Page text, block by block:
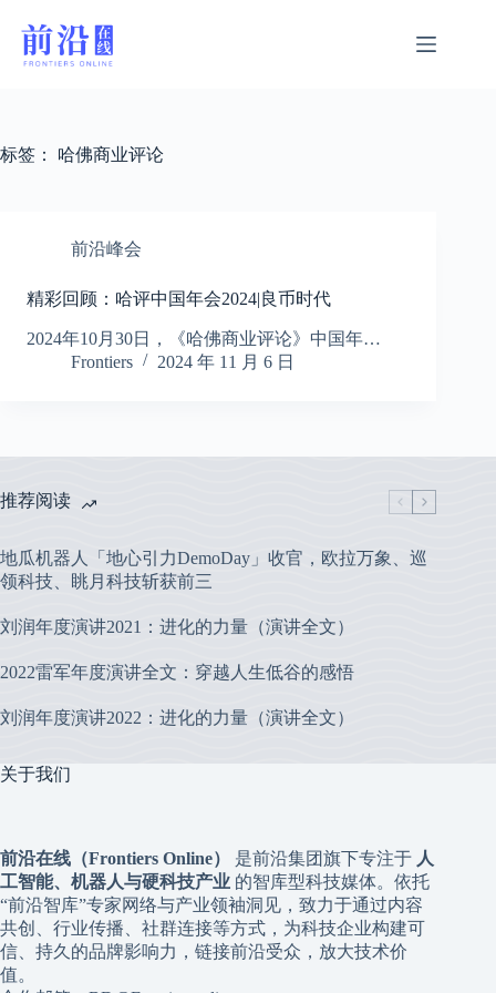
标签： 哈佛商业评论
前沿峰会
精彩回顾：哈评中国年会2024|良币时代
2024年10月30日，《哈佛商业评论》中国年…
Frontiers
2024 年 11 月 6 日
推荐阅读
地瓜机器人「地心引力DemoDay」收官，欧拉万象、巡
领科技、眺月科技斩获前三
刘润年度演讲2021：进化的力量（演讲全文）
2022雷军年度演讲全文：穿越人生低谷的感悟
刘润年度演讲2022：进化的力量（演讲全文）
关于我们
前沿在线（Frontiers Online） 是前沿集团旗下专注于 人
工智能、机器人与硬科技产业 的智库型科技媒体。依托
“前沿智库”专家网络与产业领袖洞见，致力于通过内容
共创、行业传播、社群连接等方式，为科技企业构建可
信、持久的品牌影响力，链接前沿受众，放大技术价
值。